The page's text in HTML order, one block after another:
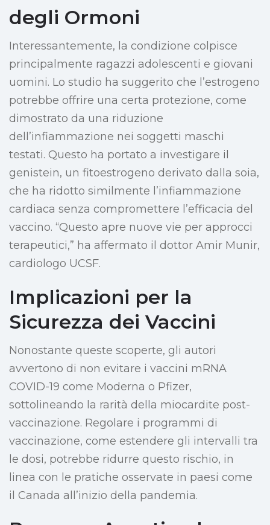
degli Ormoni
Interessantemente, la condizione colpisce
principalmente ragazzi adolescenti e giovani
uomini. Lo studio ha suggerito che l’estrogeno
potrebbe offrire una certa protezione, come
dimostrato da una riduzione
dell’infiammazione nei soggetti maschi
testati. Questo ha portato a investigare il
genistein, un fitoestrogeno derivato dalla soia,
che ha ridotto similmente l’infiammazione
cardiaca senza compromettere l’efficacia del
vaccino. “Questo apre nuove vie per approcci
terapeutici,” ha affermato il dottor Amir Munir,
cardiologo UCSF.
Implicazioni per la
Sicurezza dei Vaccini
Nonostante queste scoperte, gli autori
avvertono di non evitare i vaccini mRNA
COVID-19 come Moderna o Pfizer,
sottolineando la rarità della miocardite post-
vaccinazione. Regolare i programmi di
vaccinazione, come estendere gli intervalli tra
le dosi, potrebbe ridurre questo rischio, in
linea con le pratiche osservate in paesi come
il Canada all’inizio della pandemia.